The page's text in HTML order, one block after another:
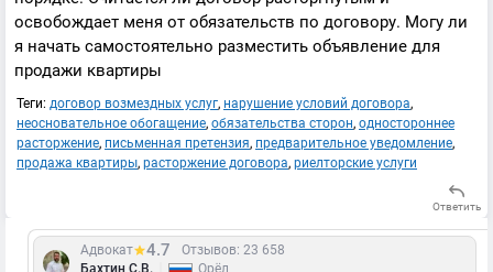
освобождает меня от обязательств по договору. Могу ли
я начать самостоятельно разместить объявление для
продажи квартиры
Теги: договор возмездных услуг, нарушение условий договора,
неосновательное обогащение, обязательства сторон, одностороннее
расторжение, письменная претензия, предварительное уведомление,
продажа квартиры, расторжение договора, риелторские услуги
Ответить
Адвокат 4.7
Отзывов: 23 658
Бахтин С.В.
Орёл